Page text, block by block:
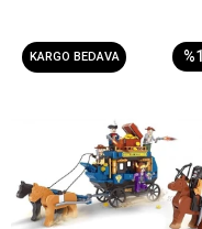
KARGO BEDAVA